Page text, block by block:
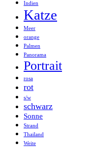
Indien
Katze
Meer
orange
Palmen
Panorama
Portrait
rosa
rot
s/w
schwarz
Sonne
Strand
Thailand
Weite